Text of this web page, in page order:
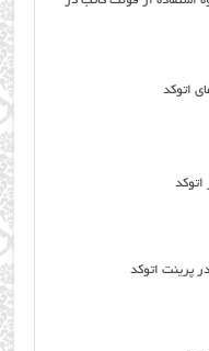
اتوکد
پرینت اتوکد